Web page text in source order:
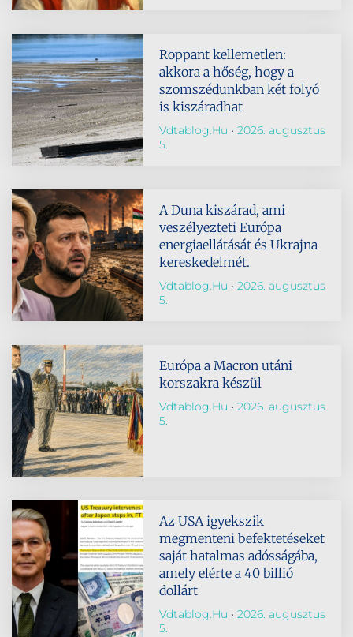
Roppant kellemetlen:
akkora a hőség, hogy a
szomszédunkban két folyó
is kiszáradhat
Vdtablog.hu
2026. augusztus
5.
A Duna kiszárad, ami
veszélyezteti Európa
energiaellátását és Ukrajna
kereskedelmét.
Vdtablog.hu
2026. augusztus
5.
Európa a Macron utáni
korszakra készül
Vdtablog.hu
2026. augusztus
5.
Az USA igyekszik
megmenteni befektetéseket
saját hatalmas adósságába,
amely elérte a 40 billió
dollárt
Vdtablog.hu
2026. augusztus
5.